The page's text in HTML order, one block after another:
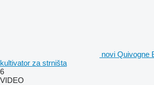
novi Quivogne
kultivator za strništa
6
VIDEO